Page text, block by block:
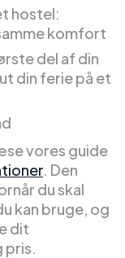
hostel:
komfort
del af din
din ferie på et
vores guide
. Den
du skal
kan bruge, og
dit
pris.